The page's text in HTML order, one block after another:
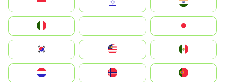
South Korea